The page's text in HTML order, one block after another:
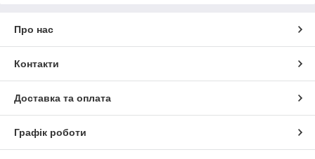
Про нас
Контакти
Доставка та оплата
Графік роботи